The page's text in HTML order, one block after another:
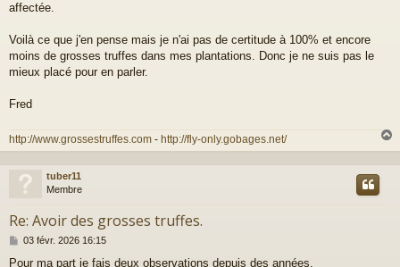
affectée.
Voilà ce que j'en pense mais je n'ai pas de certitude à 100% et encore
moins de grosses truffes dans mes plantations. Donc je ne suis pas le
mieux placé pour en parler.
Fred
http://www.grossestruffes.com - http://fly-only.gobages.net/
a
tuber11
Membre
Re: Avoir des grosses truffes.
M
03 févr. 2026 16:15
Pour ma part je fais deux observations depuis des années.